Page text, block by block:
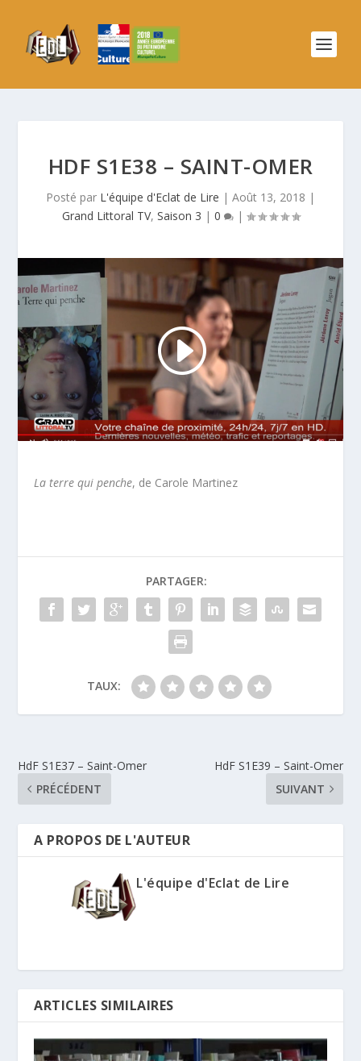
HDF S1E38 – SAINT-OMER
Posté par L'équipe d'Eclat de Lire | Août 13, 2018 |
Grand Littoral TV, Saison 3 | 0 |
La terre qui penche, de Carole Martinez
PARTAGER:
TAUX:
HdF S1E37 – Saint-Omer
PRÉCÉDENT
HdF S1E39 – Saint-Omer
SUIVANT
A PROPOS DE L'AUTEUR
L'équipe d'Eclat de Lire
ARTICLES SIMILAIRES